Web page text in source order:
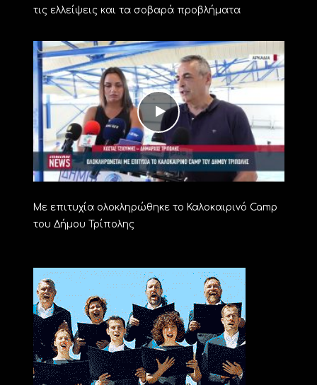
τις ελλείψεις και τα σοβαρά προβλήματα
Με επιτυχία ολοκληρώθηκε το Καλοκαιρινό Camp
του Δήμου Τρίπολης